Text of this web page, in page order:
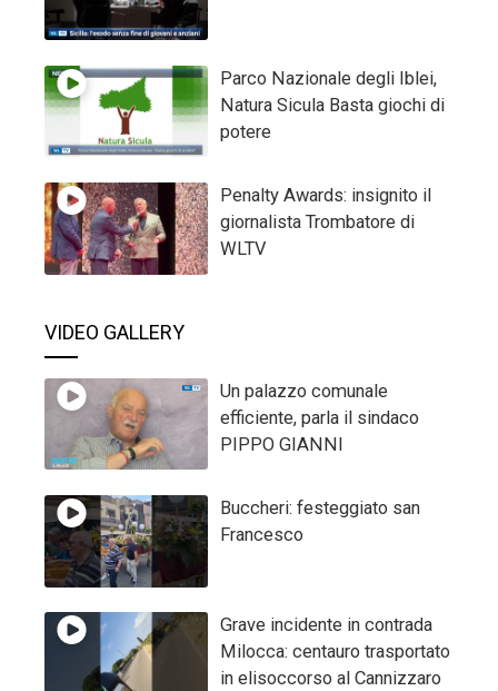
Parco Nazionale degli Iblei,
Natura Sicula Basta giochi di
potere
Penalty Awards: insignito il
giornalista Trombatore di
WLTV
VIDEO GALLERY
Un palazzo comunale
efficiente, parla il sindaco
PIPPO GIANNI
Buccheri: festeggiato san
Francesco
Grave incidente in contrada
Milocca: centauro trasportato
in elisoccorso al Cannizzaro